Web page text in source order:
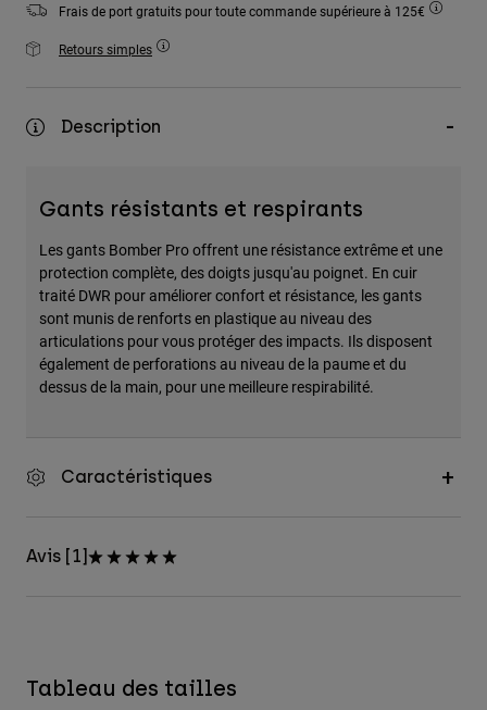
Accessoires
Chapeaux et Casquettes
Frais de port gratuits pour toute commande supérieure à 125€
Retours simples
Description
Gants résistants et respirants
Les gants Bomber Pro offrent une résistance extrême et une
protection complète, des doigts jusqu'au poignet. En cuir
traité DWR pour améliorer confort et résistance, les gants
sont munis de renforts en plastique au niveau des
articulations pour vous protéger des impacts. Ils disposent
également de perforations au niveau de la paume et du
dessus de la main, pour une meilleure respirabilité.
Caractéristiques
Avis [1]
Tableau des tailles